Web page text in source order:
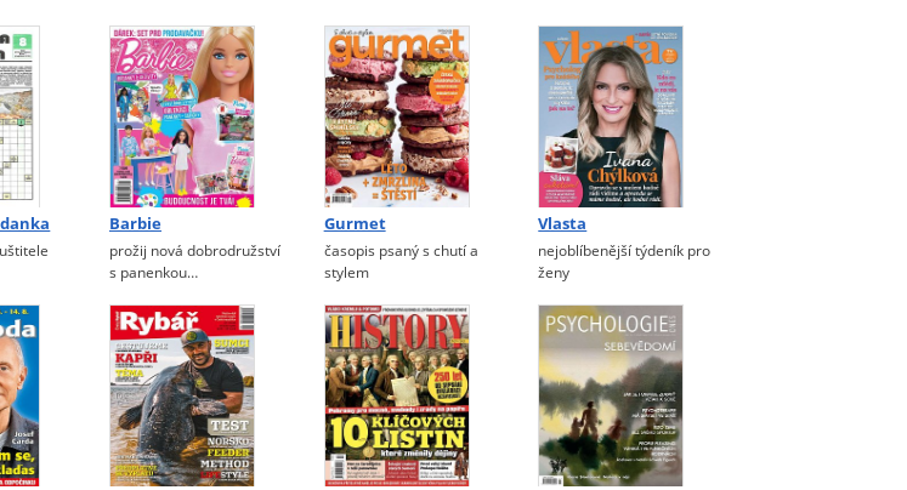
Barbie
prožij nová dobrodružství
s panenkou…
Gurmet
časopis psaný s chutí a
stylem
Vlasta
nejoblíbenější týdeník pro
ženy